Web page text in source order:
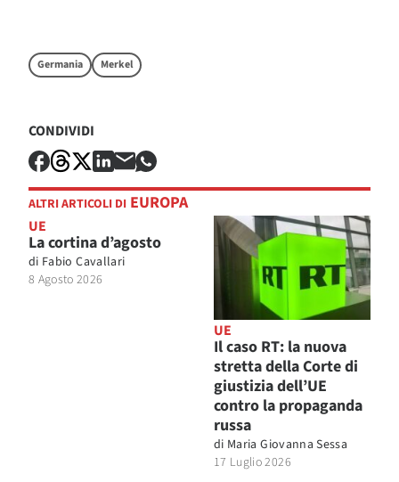
Germania Merkel
CONDIVIDI
ALTRI ARTICOLI DI EUROPA
UE
La cortina d’agosto
di Fabio Cavallari
8 Agosto 2026
UE
Il caso RT: la nuova
stretta della Corte di
giustizia dell’UE
contro la propaganda
russa
di Maria Giovanna Sessa
17 Luglio 2026